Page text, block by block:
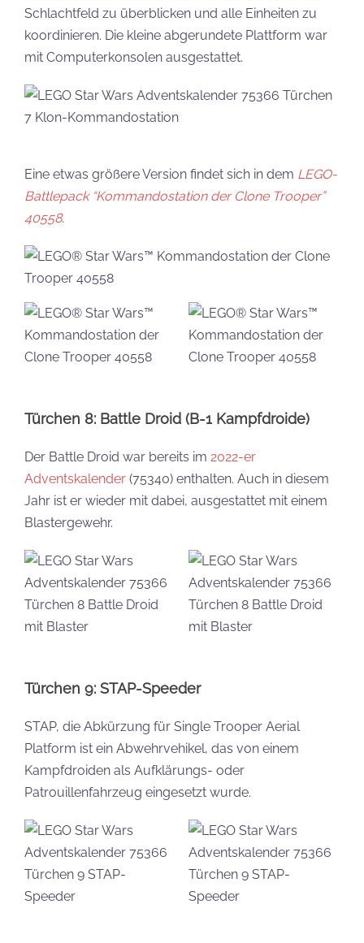
Schlachtfeld zu überblicken und alle Einheiten zu
koordinieren. Die kleine abgerundete Plattform war
mit Computerkonsolen ausgestattet.
Eine etwas größere Version findet sich in dem LEGO-
Battlepack “Kommandostation der Clone Trooper”
40558.
Türchen 8: Battle Droid (B-1 Kampfdroide)
Der Battle Droid war bereits im 2022-er
Adventskalender (75340) enthalten. Auch in diesem
Jahr ist er wieder mit dabei, ausgestattet mit einem
Blastergewehr.
Türchen 9: STAP-Speeder
STAP, die Abkürzung für Single Trooper Aerial
Platform ist ein Abwehrvehikel, das von einem
Kampfdroiden als Aufklärungs- oder
Patrouillenfahrzeug eingesetzt wurde.